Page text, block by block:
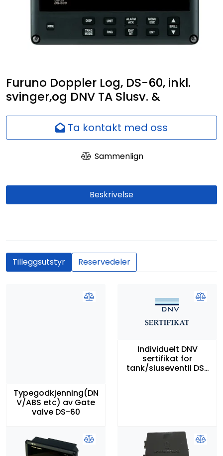
Furuno Doppler Log, DS-60, inkl.
svinger,og DNV TA Slusv. &
Ta kontakt med oss
Sammenlign
Beskrivelse
Tilleggsutstyr Reservedeler
Typegodkjenning(DN
V/ABS etc) av Gate
valve DS-60
Individuelt DNV
sertifikat for
tank/sluseventil DS-
Nettverk
Ansatte